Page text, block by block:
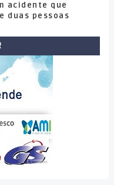
acidente que
duas pessoas